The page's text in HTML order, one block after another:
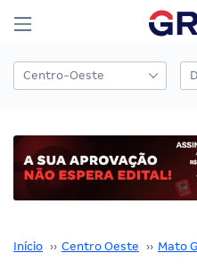
Início ›› Centro Oeste ›› Mato